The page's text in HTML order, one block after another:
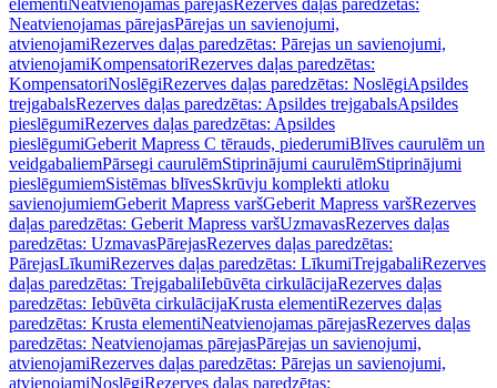
elementiNeatvienojamas pārejasRezerves daļas paredzētas:
Neatvienojamas pārejasPārejas un savienojumi,
atvienojamiRezerves daļas paredzētas: Pārejas un savienojumi,
atvienojamiKompensatoriRezerves daļas paredzētas:
KompensatoriNoslēgiRezerves daļas paredzētas: NoslēgiApsildes
trejgabalsRezerves daļas paredzētas: Apsildes trejgabalsApsildes
pieslēgumiRezerves daļas paredzētas: Apsildes
pieslēgumiGeberit Mapress C tērauds, piederumiBlīves caurulēm un
veidgabaliemPārsegi caurulēmStiprinājumi caurulēmStiprinājumi
pieslēgumiemSistēmas blīvesSkrūvju komplekti atloku
savienojumiemGeberit Mapress varšGeberit Mapress varšRezerves
daļas paredzētas: Geberit Mapress varšUzmavasRezerves daļas
paredzētas: UzmavasPārejasRezerves daļas paredzētas:
PārejasLīkumiRezerves daļas paredzētas: LīkumiTrejgabaliRezerves
daļas paredzētas: TrejgabaliIebūvēta cirkulācijaRezerves daļas
paredzētas: Iebūvēta cirkulācijaKrusta elementiRezerves daļas
paredzētas: Krusta elementiNeatvienojamas pārejasRezerves daļas
paredzētas: Neatvienojamas pārejasPārejas un savienojumi,
atvienojamiRezerves daļas paredzētas: Pārejas un savienojumi,
atvienojamiNoslēgiRezerves daļas paredzētas: